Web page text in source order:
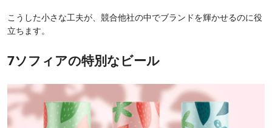
こうした小さな工夫が、競合他社の中でブランドを輝かせるのに役
立ちます。
7ソフィアの特別なビール